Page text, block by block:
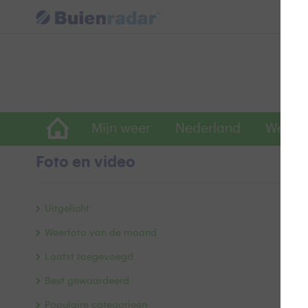
Mijn weer Nederland
Foto en video
Uitgelicht
Weerfoto van de maand
Laatst toegevoegd
Best gewaardeerd
Populaire categorieën